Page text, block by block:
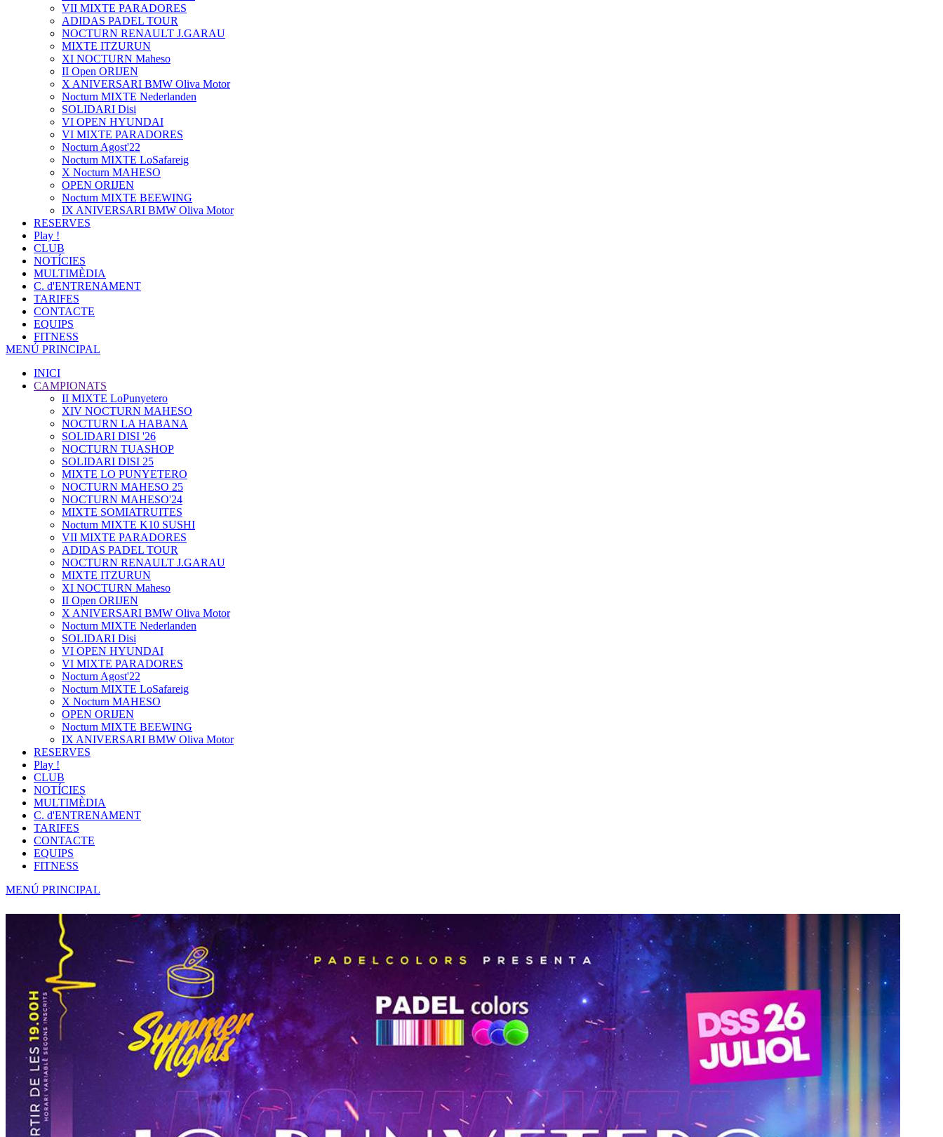
VII MIXTE PARADORES
ADIDAS PADEL TOUR
NOCTURN RENAULT J.GARAU
MIXTE ITZURUN
XI NOCTURN Maheso
II Open ORIJEN
X ANIVERSARI BMW Oliva Motor
Nocturn MIXTE Nederlanden
SOLIDARI Disi
VI OPEN HYUNDAI
VI MIXTE PARADORES
Nocturn Agost'22
Nocturn MIXTE LoSafareig
X Nocturn MAHESO
OPEN ORIJEN
Nocturn MIXTE BEEWING
IX ANIVERSARI BMW Oliva Motor
RESERVES
Play !
CLUB
NOTÍCIES
MULTIMÈDIA
C. d'ENTRENAMENT
TARIFES
CONTACTE
EQUIPS
FITNESS
MENÚ PRINCIPAL
INICI
CAMPIONATS
II MIXTE LoPunyetero
XIV NOCTURN MAHESO
NOCTURN LA HABANA
SOLIDARI DISI '26
NOCTURN TUASHOP
SOLIDARI DISI 25
MIXTE LO PUNYETERO
NOCTURN MAHESO 25
NOCTURN MAHESO'24
MIXTE SOMIATRUITES
Nocturn MIXTE K10 SUSHI
VII MIXTE PARADORES
ADIDAS PADEL TOUR
NOCTURN RENAULT J.GARAU
MIXTE ITZURUN
XI NOCTURN Maheso
II Open ORIJEN
X ANIVERSARI BMW Oliva Motor
Nocturn MIXTE Nederlanden
SOLIDARI Disi
VI OPEN HYUNDAI
VI MIXTE PARADORES
Nocturn Agost'22
Nocturn MIXTE LoSafareig
X Nocturn MAHESO
OPEN ORIJEN
Nocturn MIXTE BEEWING
IX ANIVERSARI BMW Oliva Motor
RESERVES
Play !
CLUB
NOTÍCIES
MULTIMÈDIA
C. d'ENTRENAMENT
TARIFES
CONTACTE
EQUIPS
FITNESS
MENÚ PRINCIPAL